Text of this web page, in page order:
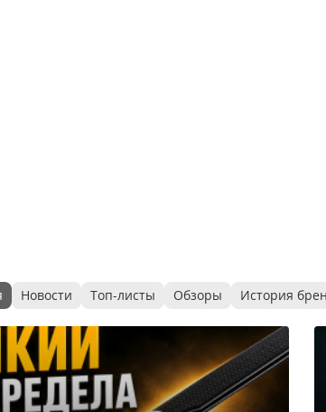
Новости Топ-листы Обзоры История